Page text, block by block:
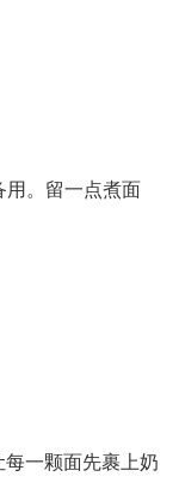
。留一点煮面
一颗面先裹上奶